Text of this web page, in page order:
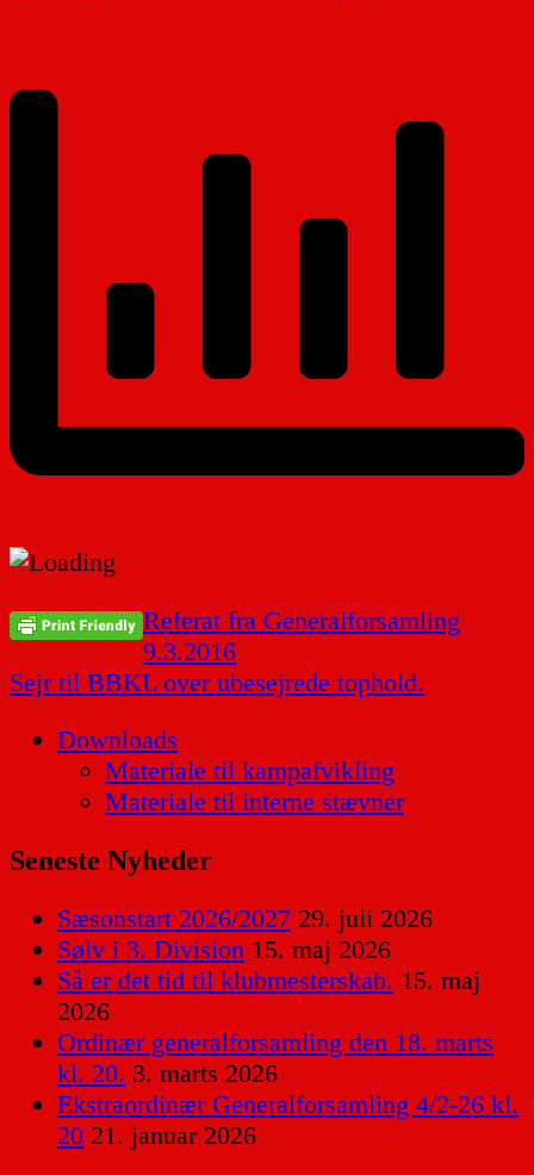
Indlægsnavigation
Referat fra Generalforsamling
9.3.2016
Sejr til BBKL over ubesejrede tophold.
Downloads
Materiale til kampafvikling
Materiale til interne stævner
Seneste Nyheder
Sæsonstart 2026/2027 29. juli 2026
Sølv i 3. Division 15. maj 2026
Så er det tid til klubmesterskab. 15. maj
2026
Ordinær generalforsamling den 18. marts
kl. 20. 3. marts 2026
Ekstraordinær Generalforsamling 4/2-26 kl.
20 21. januar 2026